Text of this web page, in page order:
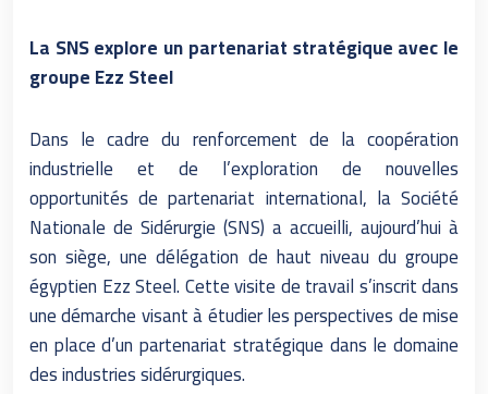
La SNS explore un partenariat stratégique avec le
groupe Ezz Steel
Dans le cadre du renforcement de la coopération
industrielle et de l’exploration de nouvelles
opportunités de partenariat international, la Société
Nationale de Sidérurgie (SNS) a accueilli, aujourd’hui à
son siège, une délégation de haut niveau du groupe
égyptien Ezz Steel. Cette visite de travail s’inscrit dans
une démarche visant à étudier les perspectives de mise
en place d’un partenariat stratégique dans le domaine
des industries sidérurgiques.